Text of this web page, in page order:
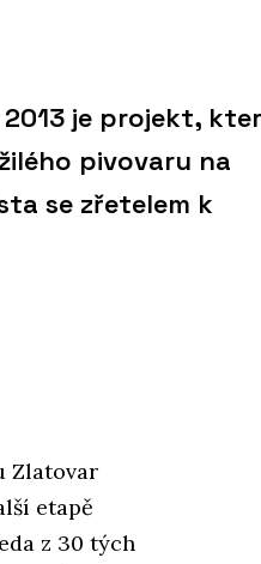
je projekt,
pivovaru na
se zřetelem k
Zlatovar
etapě
z 30 tých